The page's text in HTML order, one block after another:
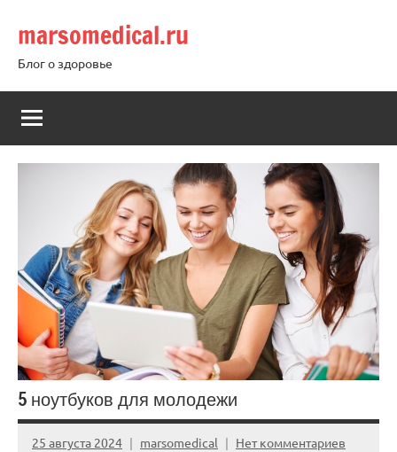
содержимому
marsomedical.ru
Блог о здоровье
5 ноутбуков для молодежи
25 августа 2024 marsomedical Нет комментариев